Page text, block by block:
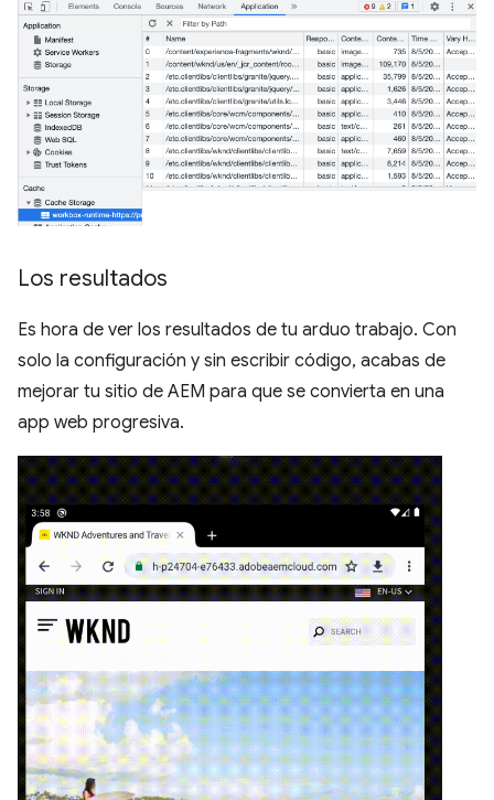
Los resultados
Es hora de ver los resultados de tu arduo trabajo. Con
solo la configuración y sin escribir código, acabas de
mejorar tu sitio de AEM para que se convierta en una
app web progresiva.